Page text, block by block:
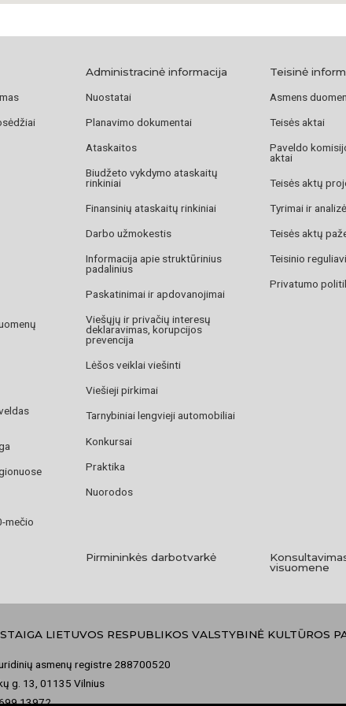
Bronzinė
gaudė ne tik
žmogaus
yra svarbūs ne tik
Dr. Vilma
mečio
Administracinė informacija
Nuostatai
Planavimo dokumentai
Ataskaitos
Biudžeto vykdymo ataskaitų
rinkiniai
Finansinių ataskaitų rinkiniai
Darbo užmokestis
Informacija apie struktūrinius
padalinius
Paskatinimai ir apdovanojimai
Viešųjų ir privačių interesų
deklaravimas, korupcijos
prevencija
Lėšos veiklai viešinti
Viešieji pirkimai
Tarnybiniai lengvieji automobiliai
Konkursai
Praktika
Nuorodos
Teisinė
Asmens
Teisės aktai
Paveldo
aktai
Teisės aktų
Tyrimai ir
Teisės aktų
Teisinio
Privatumo
Pirmininkės darbotvarkė
visuomene
LIETUVOS RESPUBLIKOS VALSTYBINĖ KULTŪROS
asmenų registre 288700520
g. 13, 01135 Vilnius
13972